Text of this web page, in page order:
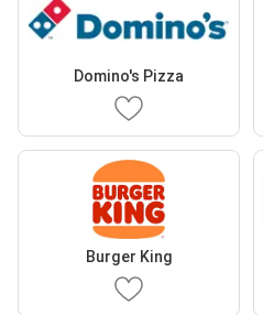
Domino's Pizza
Burger King